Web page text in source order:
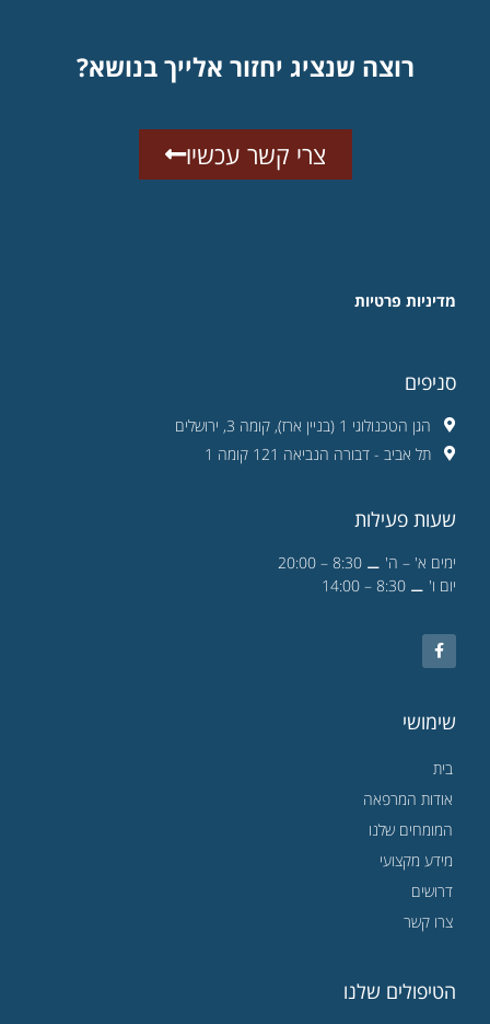
רוצה שנציג יחזור אלייך בנושא?
צרי קשר עכשיו
מדיניות פרטיות
סניפים
הגן הטכנולוגי 1 (בניין ארז), קומה 3, ירושלים
תל אביב - דבורה הנביאה 121 קומה 1
שעות פעילות
ימים א' – ה' ⚊ 8:30 – 20:00
יום ו' ⚊ 8:30 – 14:00
שימושי
בית
אודות המרפאה
המומחים שלנו
מידע מקצועי
דרושים
צרו קשר
הטיפולים שלנו